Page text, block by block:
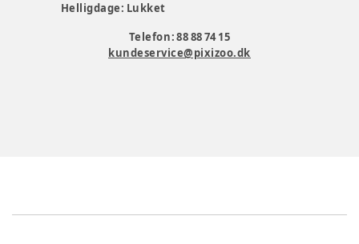
Helligdage: Lukket
Telefon: 88 88 74 15
kundeservice@pixizoo.dk